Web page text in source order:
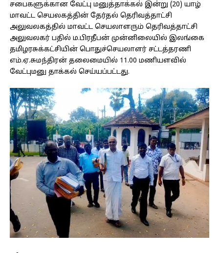
சபைகளுக்கான வேட்பு மனுத்தாக்கல் இன்று (20) யாழ்
மாவட்ட செயலகத்தின் தேர்தல் தெரிவத்தாட்சி
அலுவலகத்தில் மாவட்ட செயலாளரும் தெரிவத்தாட்சி
அலுவலகர் பதில் ம.பிரதீபன் முன்னிலையில் இலங்கை
தமிழரசுக்கட்சியின் பொதுச்செயலாளர் சட்டத்தரணி
எம்.ஏ.சுமந்திரன் தலைமையில் 11.00 மணியளவில்
வேட்புமனு தாக்கல் செய்யப்பட்டது.